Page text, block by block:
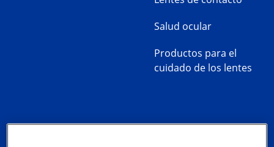
Salud ocular
Productos para el
cuidado de los lentes